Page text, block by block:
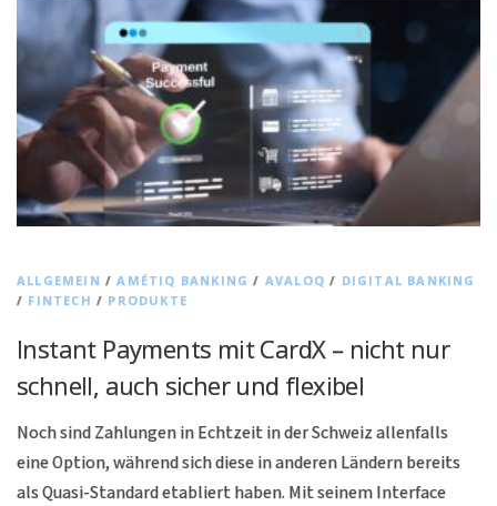
ALLGEMEIN /AMÉTIQ BANKING / AVALOQ / DIGITAL BANKING
/ FINTECH / PRODUKTE
Instant Payments mit CardX – nicht nur
schnell, auch sicher und flexibel
Noch sind Zahlungen in Echtzeit in der Schweiz allenfalls
eine Option, während sich diese in anderen Ländern bereits
als Quasi-Standard etabliert haben. Mit seinem Interface